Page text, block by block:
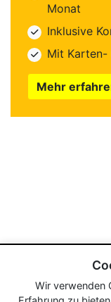
Monat
Inklusive
Mit
Mehr
Wir verwenden